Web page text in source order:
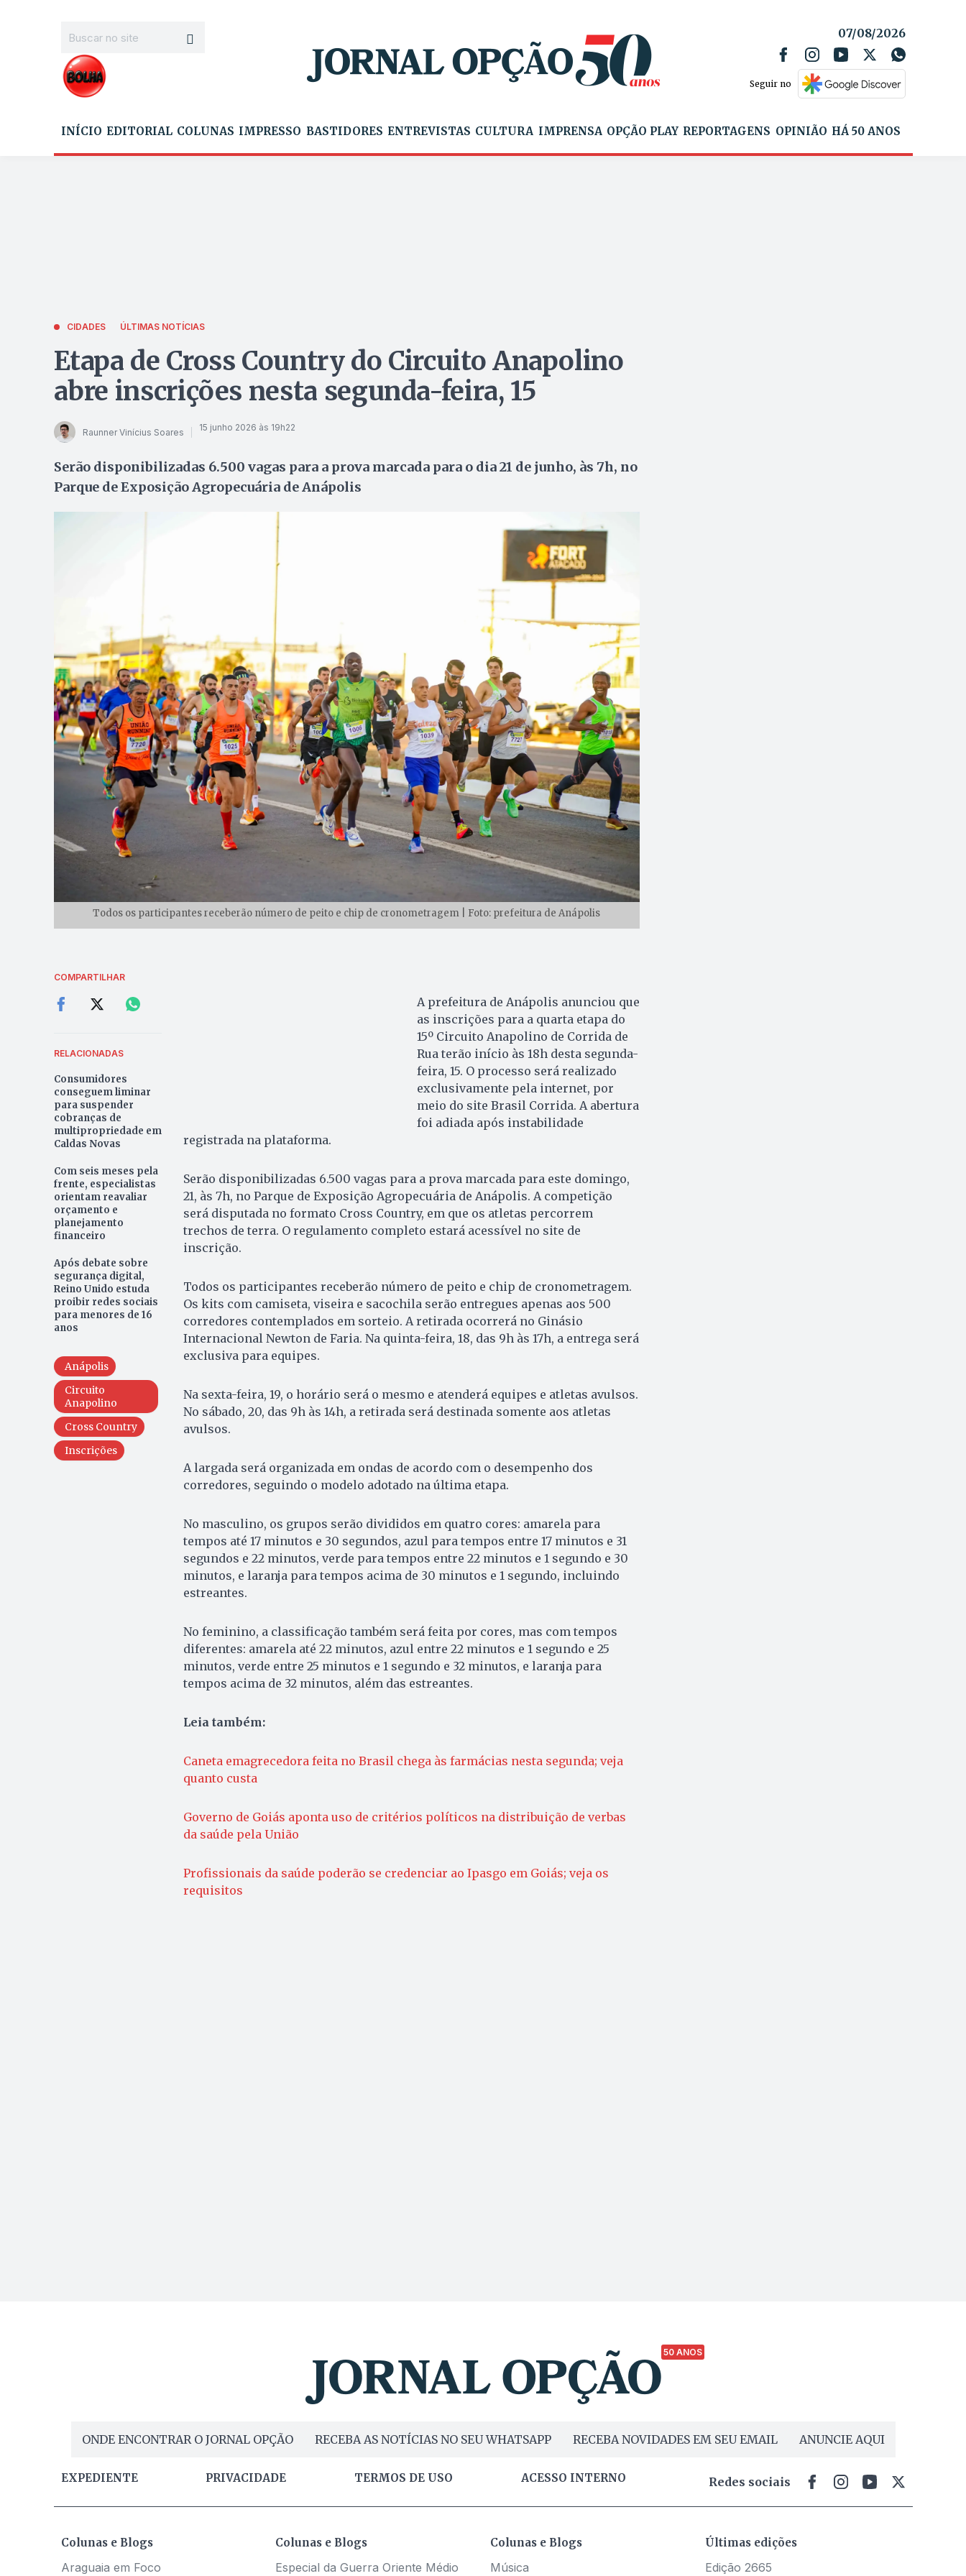
07/08/2026
Seguir no
INÍCIO EDITORIAL COLUNAS IMPRESSO BASTIDORES ENTREVISTAS CULTURA IMPRENSA OPÇÃO PLAY REPORTAGENS OPINIÃO HÁ 50 ANOS
CIDADES ÚLTIMAS NOTÍCIAS
Etapa de Cross Country do Circuito Anapolino
abre inscrições nesta segunda-feira, 15
Raunner Vinícius Soares 15 junho 2026 às 19h22
Serão disponibilizadas 6.500 vagas para a prova marcada para o dia 21 de junho, às 7h, no
Parque de Exposição Agropecuária de Anápolis
Todos os participantes receberão número de peito e chip de cronometragem | Foto: prefeitura de Anápolis
COMPARTILHAR
RELACIONADAS
Consumidores
conseguem liminar
para suspender
cobranças de
multipropriedade em
Caldas Novas
Com seis meses pela
frente, especialistas
orientam reavaliar
orçamento e
planejamento
financeiro
Após debate sobre
segurança digital,
Reino Unido estuda
proibir redes sociais
para menores de 16
anos
Anápolis
Circuito
Anapolino
Cross Country
Inscrições
A prefeitura de Anápolis anunciou que
as inscrições para a quarta etapa do
15º Circuito Anapolino de Corrida de
Rua terão início às 18h desta segunda-
feira, 15. O processo será realizado
exclusivamente pela internet, por
meio do site Brasil Corrida. A abertura
foi adiada após instabilidade
registrada na plataforma.
Serão disponibilizadas 6.500 vagas para a prova marcada para este domingo,
21, às 7h, no Parque de Exposição Agropecuária de Anápolis. A competição
será disputada no formato Cross Country, em que os atletas percorrem
trechos de terra. O regulamento completo estará acessível no site de
inscrição.
Todos os participantes receberão número de peito e chip de cronometragem.
Os kits com camiseta, viseira e sacochila serão entregues apenas aos 500
corredores contemplados em sorteio. A retirada ocorrerá no Ginásio
Internacional Newton de Faria. Na quinta-feira, 18, das 9h às 17h, a entrega será
exclusiva para equipes.
Na sexta-feira, 19, o horário será o mesmo e atenderá equipes e atletas avulsos.
No sábado, 20, das 9h às 14h, a retirada será destinada somente aos atletas
avulsos.
A largada será organizada em ondas de acordo com o desempenho dos
corredores, seguindo o modelo adotado na última etapa.
No masculino, os grupos serão divididos em quatro cores: amarela para
tempos até 17 minutos e 30 segundos, azul para tempos entre 17 minutos e 31
segundos e 22 minutos, verde para tempos entre 22 minutos e 1 segundo e 30
minutos, e laranja para tempos acima de 30 minutos e 1 segundo, incluindo
estreantes.
No feminino, a classificação também será feita por cores, mas com tempos
diferentes: amarela até 22 minutos, azul entre 22 minutos e 1 segundo e 25
minutos, verde entre 25 minutos e 1 segundo e 32 minutos, e laranja para
tempos acima de 32 minutos, além das estreantes.
Leia também:
Caneta emagrecedora feita no Brasil chega às farmácias nesta segunda; veja
quanto custa
Governo de Goiás aponta uso de critérios políticos na distribuição de verbas
da saúde pela União
Profissionais da saúde poderão se credenciar ao Ipasgo em Goiás; veja os
requisitos
50 ANOS
ONDE ENCONTRAR O JORNAL OPÇÃO RECEBA AS NOTÍCIAS NO SEU WHATSAPP RECEBA NOVIDADES EM SEU EMAIL ANUNCIE AQUI
EXPEDIENTE PRIVACIDADE TERMOS DE USO ACESSO INTERNO Redes sociais
Colunas e Blogs
Araguaia em Foco
Colunas e Blogs
Especial da Guerra Oriente Médio
Colunas e Blogs
Música
Últimas edições
Edição 2665